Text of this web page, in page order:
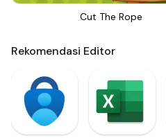
Cut The Rope
Rekomendasi Editor